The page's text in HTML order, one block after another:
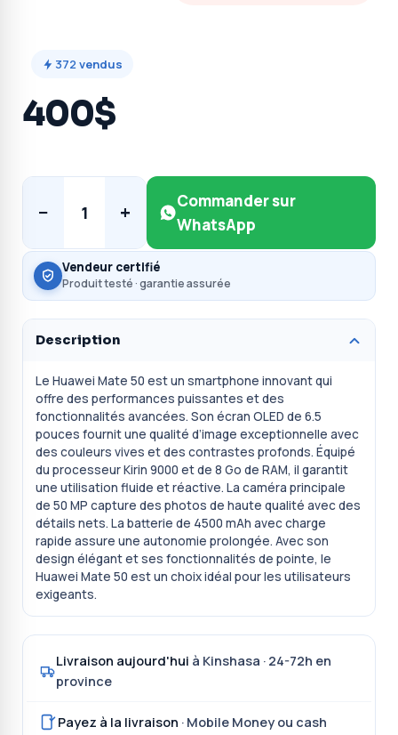
372vendus
400$
− 1 +
Commander sur
WhatsApp
Vendeur certifié
Produit testé · garantie assurée
Description
Le Huawei Mate 50 est un smartphone innovant qui
offre des performances puissantes et des
fonctionnalités avancées. Son écran OLED de 6.5
pouces fournit une qualité d’image exceptionnelle avec
des couleurs vives et des contrastes profonds. Équipé
du processeur Kirin 9000 et de 8 Go de RAM, il garantit
une utilisation fluide et réactive. La caméra principale
de 50 MP capture des photos de haute qualité avec des
détails nets. La batterie de 4500 mAh avec charge
rapide assure une autonomie prolongée. Avec son
design élégant et ses fonctionnalités de pointe, le
Huawei Mate 50 est un choix idéal pour les utilisateurs
exigeants.
Livraison aujourd'hui à Kinshasa · 24-72h en
province
Payez à la livraison · Mobile Money ou cash